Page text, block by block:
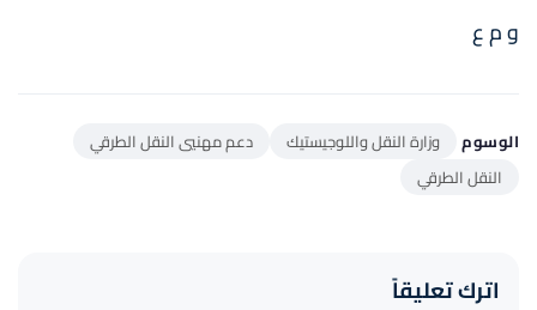
و م ع
الوسوم وزارة النقل واللوجيستيك
دعم مهنيي النقل الطرقي
النقل الطرقي
اترك تعليقاً